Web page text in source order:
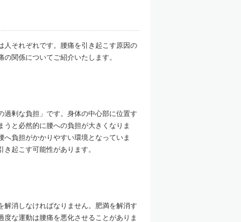
人それぞれです。腰痛を引き起こす原因の
関係についてご紹介いたします。
過剰な負担」です。身体の中心部に位置す
と必然的に腰への負担が大きくなりま
負担がかかりやすい環境となっていま
起こす可能性があります。
解消しなければなりません。肥満を解消す
な運動は腰痛を悪化させることがありま